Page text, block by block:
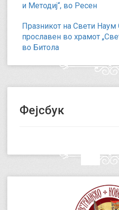
и Методиј“, во Ресен
Празникот на Свети Наум
прославен во храмот
во Битола
Фејсбук